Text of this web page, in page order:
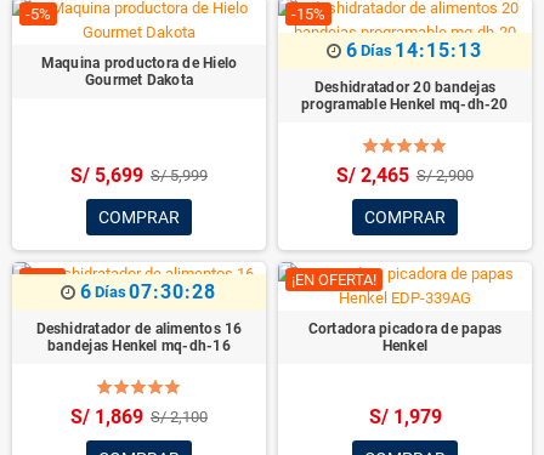
-5%
Maquina productora de Hielo
Gourmet Dakota
S/ 5,699 S/ 5,999
COMPRAR
-15%
6 Días 14:15:12
Deshidratador 20 bandejas
programable Henkel mq-dh-20
S/ 2,465 S/ 2,900
COMPRAR
-11%
6 Días07:30:27
Deshidratador de alimentos 16
bandejas Henkel mq-dh-16
S/ 1,869 S/ 2,100
¡EN OFERTA!
Cortadora picadora de papas
Henkel
S/ 1,979